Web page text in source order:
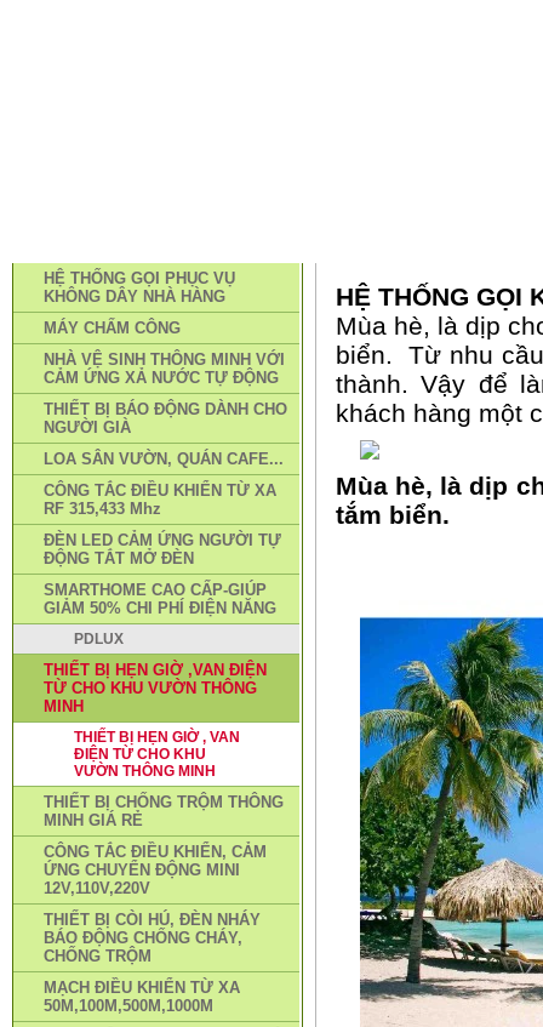
HỆ THỐNG GỌI PHỤC VỤ
KHÔNG DÂY NHÀ HÀNG
MÁY CHẤM CÔNG
NHÀ VỆ SINH THÔNG MINH VỚI
CẢM ỨNG XẢ NƯỚC TỰ ĐỘNG
THIẾT BỊ BÁO ĐỘNG DÀNH CHO
NGƯỜI GIÀ
LOA SÂN VƯỜN, QUÁN CAFE...
CÔNG TẮC ĐIỀU KHIỂN TỪ XA
RF 315,433 Mhz
ĐÈN LED CẢM ỨNG NGƯỜI TỰ
ĐỘNG TẮT MỞ ĐÈN
SMARTHOME CAO CẤP-GIÚP
GIẢM 50% CHI PHÍ ĐIỆN NĂNG
PDLUX
THIẾT BỊ HẸN GIỜ ,VAN ĐIỆN
TỪ CHO KHU VƯỜN THÔNG
MINH
THIẾT BỊ HẸN GIỜ , VAN
ĐIỆN TỪ CHO KHU
VƯỜN THÔNG MINH
THIẾT BỊ CHỐNG TRỘM THÔNG
MINH GIÁ RẺ
CÔNG TẮC ĐIỀU KHIỂN, CẢM
ỨNG CHUYỂN ĐỘNG MINI
12V,110V,220V
THIẾT BỊ CÒI HÚ, ĐÈN NHÁY
BÁO ĐỘNG CHỐNG CHÁY,
CHỐNG TRỘM
MẠCH ĐIỀU KHIỂN TỪ XA
50M,100M,500M,1000M
HỆ THỐNG GỌI
Mùa hè, là dịp
biển. Từ nhu
thành. Vậy để
khách hàng một
Mùa hè, là dịp
tắm biển.